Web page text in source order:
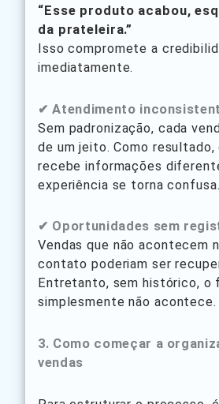
“Esse produto acabou,
da prateleira.”
Isso compromete a
imediatamente.
✔ Atendimento
Sem padronização, cada
de um jeito. Como
recebe informações
experiência se torna confusa.
✔ Oportunidades sem
Vendas que não acontecem
contato poderiam ser
Entretanto, sem histórico, o
simplesmente não acontece.
3. Como começar a
vendas